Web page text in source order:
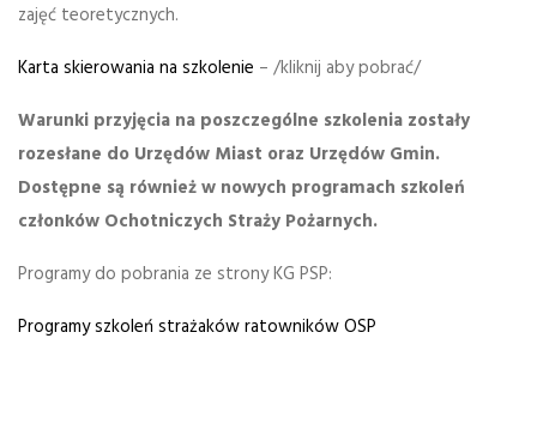
zajęć teoretycznych.
Karta skierowania na szkolenie – /kliknij aby pobrać/
Warunki przyjęcia na poszczególne szkolenia zostały
rozesłane do Urzędów Miast oraz Urzędów Gmin.
Dostępne są również w nowych programach szkoleń
członków Ochotniczych Straży Pożarnych.
Programy do pobrania ze strony KG PSP:
Programy szkoleń strażaków ratowników OSP